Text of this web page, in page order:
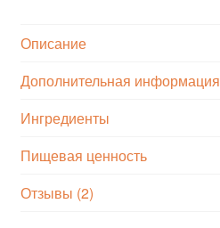
Описание
Дополнительная информация
Ингредиенты
Пищевая ценность
Отзывы (2)